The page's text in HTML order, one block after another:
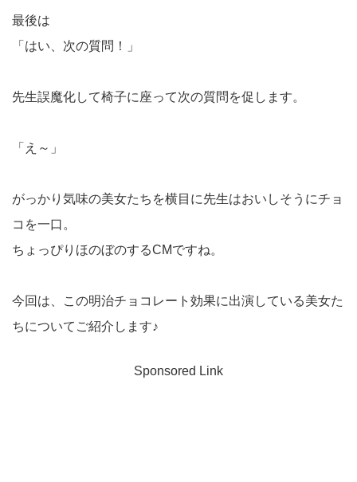
最後は
「はい、次の質問！」
先生誤魔化して椅子に座って次の質問を促します。
「え～」
がっかり気味の美女たちを横目に先生はおいしそうにチョ
コを一口。
ちょっぴりほのぼのするCMですね。
今回は、この明治チョコレート効果に出演している美女た
ちについてご紹介します♪
Sponsored Link